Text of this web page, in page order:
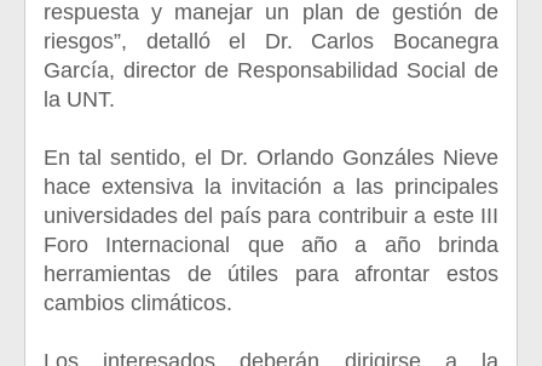
respuesta y manejar un plan de gestión de
riesgos”, detalló el Dr. Carlos Bocanegra
García, director de Responsabilidad Social de
la UNT.
En tal sentido, el Dr. Orlando Gonzáles Nieve
hace extensiva la invitación a las principales
universidades del país para contribuir a este III
Foro Internacional que año a año brinda
herramientas de útiles para afrontar estos
cambios climáticos.
Los interesados deberán dirigirse a la